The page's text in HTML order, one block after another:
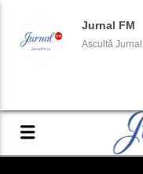
Jurnal FM
Ascultă